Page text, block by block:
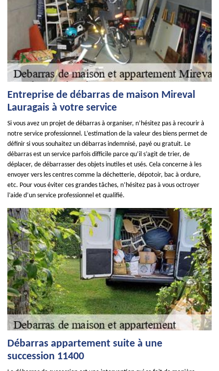
Entreprise de débarras de maison Mireval
Lauragais à votre service
Si vous avez un projet de débarras à organiser, n’hésitez pas à recourir à
notre service professionnel. L’estimation de la valeur des biens permet de
définir si vous souhaitez un débarras indemnisé, payé ou gratuit. Le
débarras est un service parfois difficile parce qu’il s’agit de trier, de
déplacer, de débarrasser des objets inutiles et usés. Cela concerne à les
envoyer vers les centres comme la déchetterie, dépotoir, bac à ordure,
etc. Pour vous éviter ces grandes tâches, n’hésitez pas à vous octroyer
l’aide d’un service professionnel et qualifié.
Débarras appartement suite à une
succession 11400